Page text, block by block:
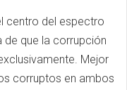
centro del espectro
de que la corrupción
Mejor
corruptos en ambos